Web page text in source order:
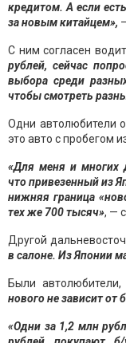
кредитом. А если
за новым китайцем»,
С ним согласен
рублей, сейчас
выбора среди
чтобы смотреть
Одни автолюбители
это авто с пробегом
«Для меня и многих
что привезенный из
нижняя граница
тех же 700 тысяч», —
Другой
в салоне. Из Японии
Были
нового не зависит от
«Одни за 1,2 млн